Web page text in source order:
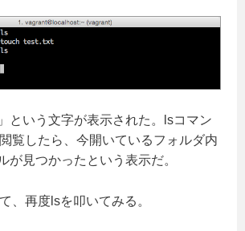
という文字が表示された。lsコマン
覧したら、今開いているフォルダ内
が見つかったという表示だ。
、再度lsを叩いてみる。